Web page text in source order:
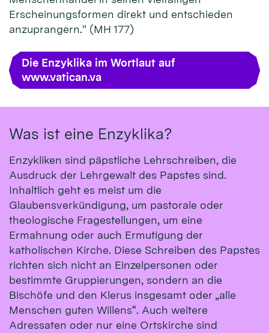
Erscheinungsformen direkt und entschieden
anzuprangern." (MH 177)
Die Enzyklika im Wortlaut auf
www.vatican.va
Was ist eine Enzyklika?
Enzykliken sind päpstliche Lehrschreiben, die
Ausdruck der Lehrgewalt des Papstes sind.
Inhaltlich geht es meist um die
Glaubensverkündigung, um pastorale oder
theologische Fragestellungen, um eine
Ermahnung oder auch Ermutigung der
katholischen Kirche. Diese Schreiben des Papstes
richten sich nicht an Einzelpersonen oder
bestimmte Gruppierungen, sondern an die
Bischöfe und den Klerus insgesamt oder „alle
Menschen guten Willens“. Auch weitere
Adressaten oder nur eine Ortskirche sind